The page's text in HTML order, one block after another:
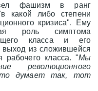
фашизм в ранг
какой либо степени
кризиса". Ему
роль симптома
класса и его
выход из сложившейся
рабочего класса. "Мы
революционного
думает так, тот